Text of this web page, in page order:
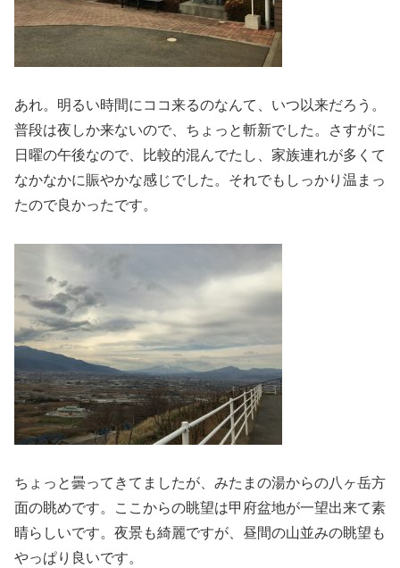
あれ。明るい時間にココ来るのなんて、いつ以来だろう。
普段は夜しか来ないので、ちょっと斬新でした。さすがに
日曜の午後なので、比較的混んでたし、家族連れが多くて
なかなかに賑やかな感じでした。それでもしっかり温まっ
たので良かったです。
ちょっと曇ってきてましたが、みたまの湯からの八ヶ岳方
面の眺めです。ここからの眺望は甲府盆地が一望出来て素
晴らしいです。夜景も綺麗ですが、昼間の山並みの眺望も
やっぱり良いです。